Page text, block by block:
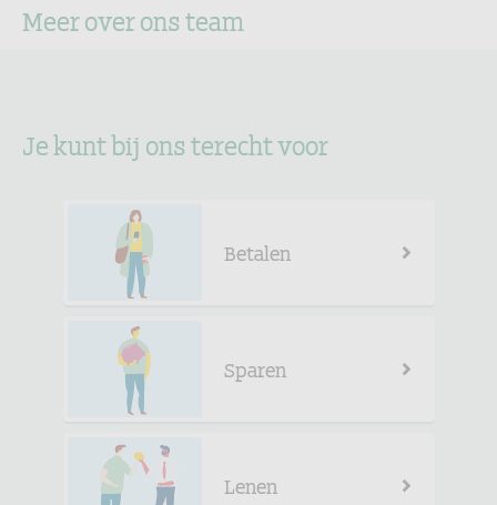
Meer over ons team
Je kunt bij ons terecht voor
Betalen
Sparen
Lenen